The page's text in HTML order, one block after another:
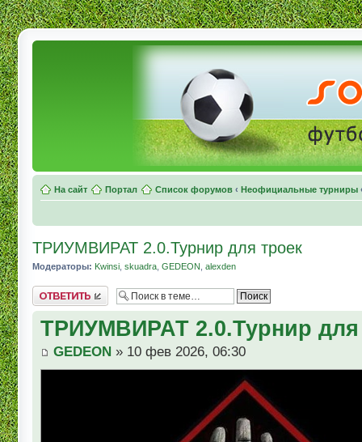
На сайт Портал Список форумов ‹ Неофициальные турниры
ТРИУМВИРАТ 2.0.Турнир для троек
Модераторы: Kwinsi skuadra GEDEON alexden
Комментировать
ТРИУМВИРАТ 2.0.Турнир для
GEDEON » 10 фев 2026, 06:30